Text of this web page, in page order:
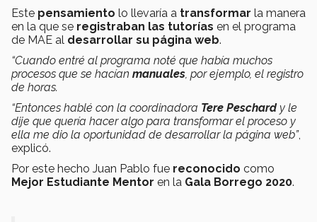
Este pensamiento lo llevaría a transformar la manera
en la que se registraban las tutorías en el programa
de MAE al desarrollar su página web.
“Cuando entré al programa noté que había muchos
procesos que se hacían manuales, por ejemplo, el registro
de horas.
“Entonces hablé con la coordinadora Tere Peschard y le
dije que quería hacer algo para transformar el proceso y
ella me dio la oportunidad de desarrollar la página web”,
explicó.
Por este hecho Juan Pablo fue reconocido como
Mejor Estudiante Mentor en la Gala Borrego 2020.